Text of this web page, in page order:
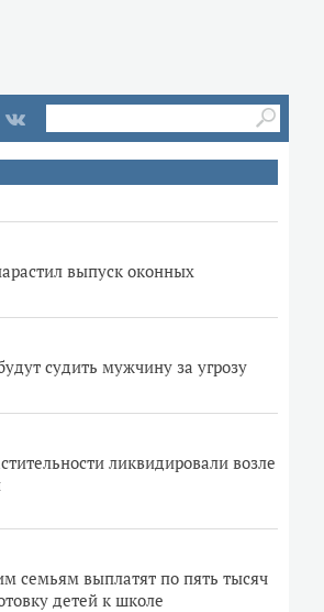
выпуск оконных
судить мужчину за угрозу
ликвидировали возле
семьям выплатят по пять тысяч
детей к школе